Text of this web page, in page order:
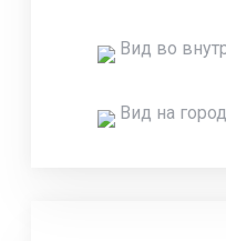
Вид во
Вид на город